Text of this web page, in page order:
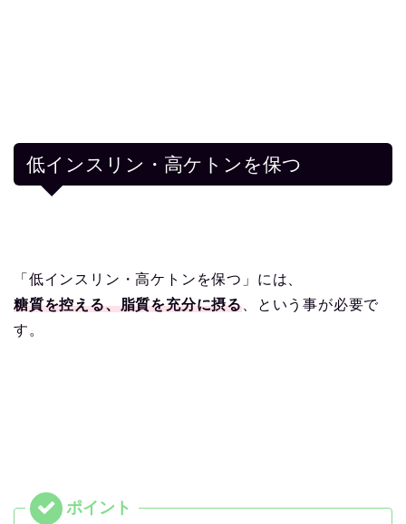
低インスリン・高ケトンを保つ
「低インスリン・高ケトンを保つ」には、
糖質を控える、脂質を充分に摂る 、という事が必要で
す。